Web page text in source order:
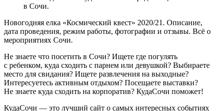
в Сочи.
Новогодняя елка «Космический квест» 2020/21. Описание,
дата проведения, режим работы, фотографии и отзывы. Всё о
мероприятиях Сочи.
Не знаете что посетить в Сочи? Ищете где погулять
с ребенком, куда сходить с парнем или девушкой? Выбираете
место для свидания? Ищете развлечения на выходные?
Интересуетесь активным отдыхом? Посещаете выставки?
Не знаете куда сходить на корпоратив? КудаСочи поможет!
КудаСочи — это лучший сайт о самых интересных событиях